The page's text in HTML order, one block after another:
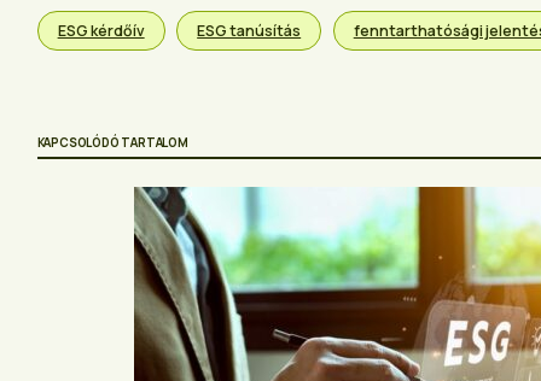
ESG kérdőív ESG tanúsítás fenntarthatósági
KAPCSOLÓDÓ TARTALOM